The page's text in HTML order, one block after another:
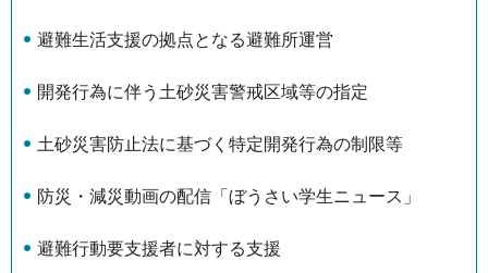
避難生活支援の拠点となる避難所運営
開発行為に伴う土砂災害警戒区域等の指定
土砂災害防止法に基づく特定開発行為の制限等
防災・減災動画の配信「ぼうさい学生ニュース」
避難行動要支援者に対する支援